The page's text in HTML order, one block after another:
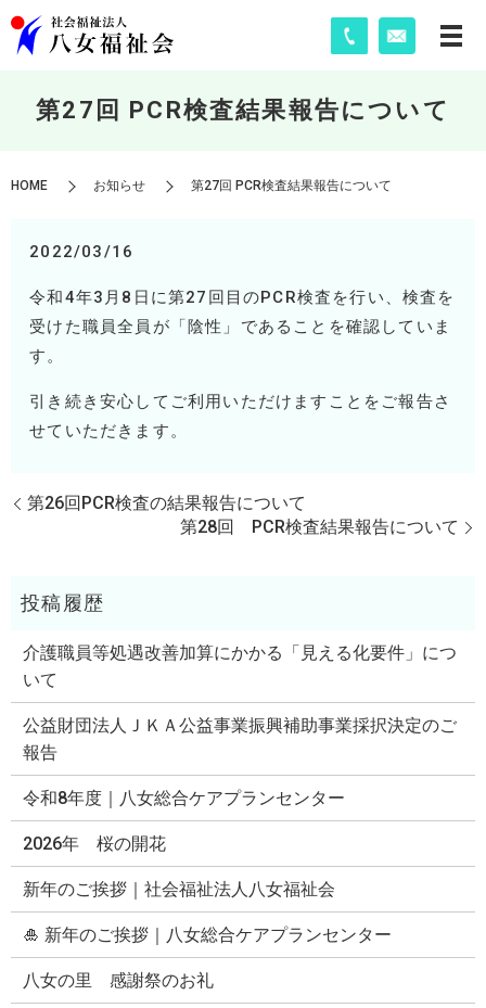
第27回 PCR検査結果報告について
HOME お知らせ 第27回 PCR検査結果報告について
2022/03/16
令和4年3月8日に第27回目のPCR検査を行い、検査を
受けた職員全員が「陰性」であることを確認していま
す。
引き続き安心してご利用いただけますことをご報告さ
せていただきます。
第26回PCR検査の結果報告について
第28回 PCR検査結果報告について
介護職員等処遇改善加算にかかる「見える化要件」につ
いて
公益財団法人ＪＫＡ公益事業振興補助事業採択決定のご
報告
令和8年度｜八女総合ケアプランセンター
2026年 桜の開花
新年のご挨拶｜社会福祉法人八女福祉会
🎍 新年のご挨拶｜八女総合ケアプランセンター
八女の里 感謝祭のお礼